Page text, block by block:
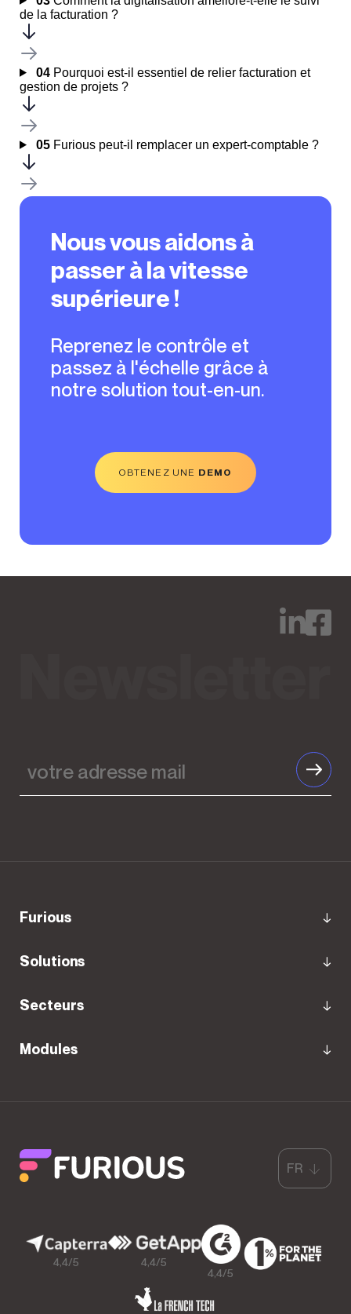
Nous vous aidons à
passer à la vitesse
supérieure !
Reprenez le contrôle et
passez à l'échelle grâce à
notre solution tout-en-un.
OBTENEZ UNE DEMO
de la facturation ?
04Pourquoi est-il essentiel de relier facturation et
gestion de projets ?
05Furious peut-il remplacer un expert-comptable ?
adresse
mail
furious
Solutions
Secteurs
Modules
4,4/5
4,4/5
4,4/5
FR